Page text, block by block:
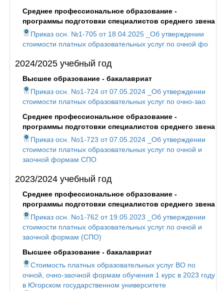
Среднее профессиональное образование -
программы подготовки специалистов среднего звена
Приказ осн. №1-705 от 18.04.2025 _Об утверждении
стоимости платных образовательных услуг по очной фо
2024/2025 учебный год
Высшее образование - бакалавриат
Приказ осн. No1-724 от 07.05.2024 _Об утверждении
стоимости платных образовательных услуг по очно-зао
Среднее профессиональное образование -
программы подготовки специалистов среднего звена
Приказ осн. No1-723 от 07.05.2024 _Об утверждении
стоимости платных образовательных услуг по очной и
заочной формам СПО
2023/2024 учебный год
Среднее профессиональное образование -
программы подготовки специалистов среднего звена
Приказ осн. No1-762 от 19.05.2023 _Об утверждении
стоимости платных образовательных услуг по очной и
заочной формам (СПО)
Высшее образование - бакалавриат
Стоимость платных образовательных услуг ВО по
очной, очно-заочной формам обучения 1 курс в 2023 году
в Югорском государственном университете